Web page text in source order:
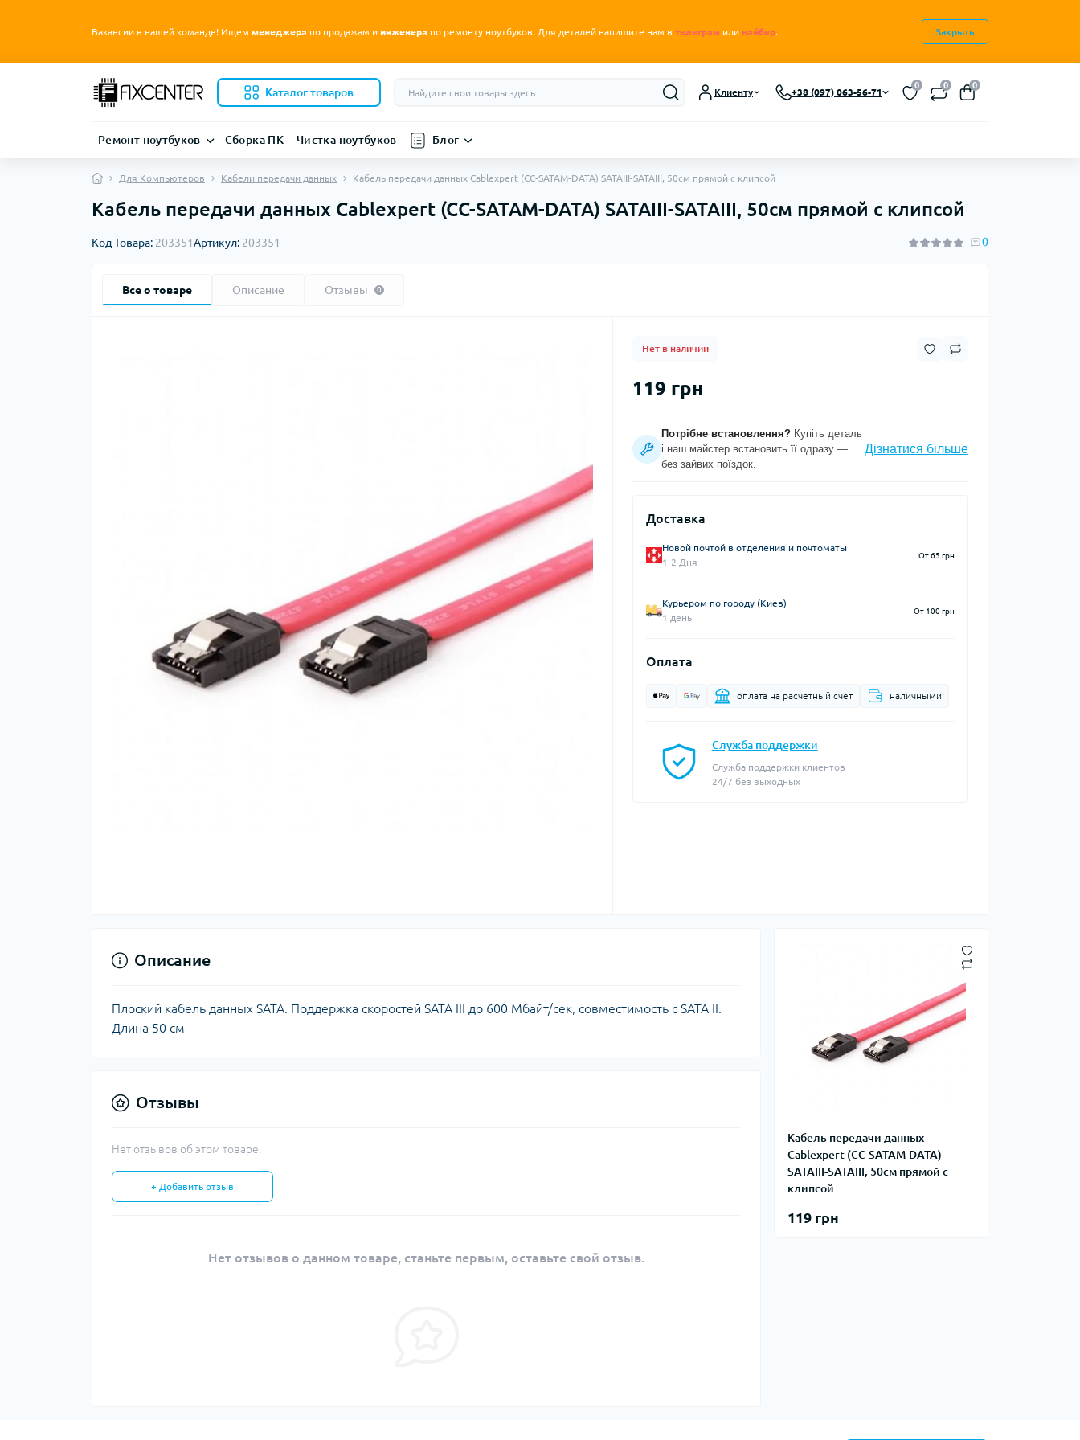
Вакансии в нашей команде! Ищем менеджера по продажам и инженера по ремонту ноутбуков. Для деталей напишите нам в телеграм или вайбер. Закрыть
Каталог товаров Клиенту +38 (097) 063-56-71
0 0 0
Ремонт ноутбуков Сборка ПК Чистка ноутбуков Блог
Для Компьютеров Кабели передачи данных Кабель передачи данных Cablexpert (CC-SATAM-DATA) SATAIII-SATAIII, 50см прямой с клипсой
Кабель передачи данных Cablexpert (CC-SATAM-DATA) SATAIII-SATAIII, 50см прямой с клипсой
Код Товара: 203351Артикул: 203351 0
Все о товаре Описание Отзывы 0
Нет в наличии
119 грн
Потрібне встановлення?Купіть деталь
і наш майстер встановить її одразу —
без зайвих поїздок.
Дізнатися більше
Доставка
Новой почтой в отделения и почтоматы
1-2 Дня
От 65 грн
Курьером по городу (Киев)
1 день
От 100 грн
Оплата
оплата на расчетный счет наличными
Служба поддержки
Служба поддержки клиентов
24/7 без выходных
Кабель передачи данных
Cablexpert (CC-SATAM-DATA)
SATAIII-SATAIII, 50см прямой с
клипсой
119 грн
Описание
Плоский кабель данных SATA. Поддержка скоростей SATA III до 600 Мбайт/сек, совместимость с SATA II.
Длина 50 см
Отзывы
Нет отзывов об этом товаре.
+ Добавить отзыв
Нет отзывов о данном товаре, станьте первым, оставьте свой отзыв.